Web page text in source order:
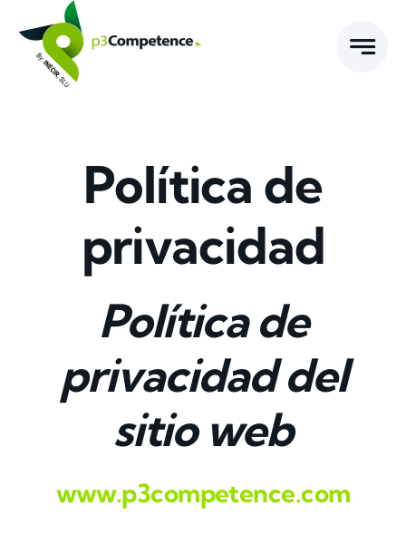
content
Política de
privacidad
Política de
privacidad del
sitio web
www.p3competence.com